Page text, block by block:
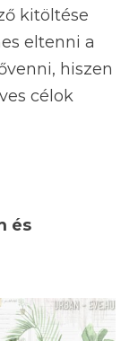
kitöltése
eltenni a
hiszen
célok
és